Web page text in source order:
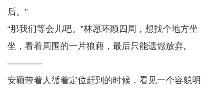
后。”
“那我们等会儿吧。”林愿环顾四周，想找个地方坐
坐，看着周围的一片狼藉，最后只能遗憾放弃。
————
安颖带着人循着定位赶到的时候，看见一个容貌明